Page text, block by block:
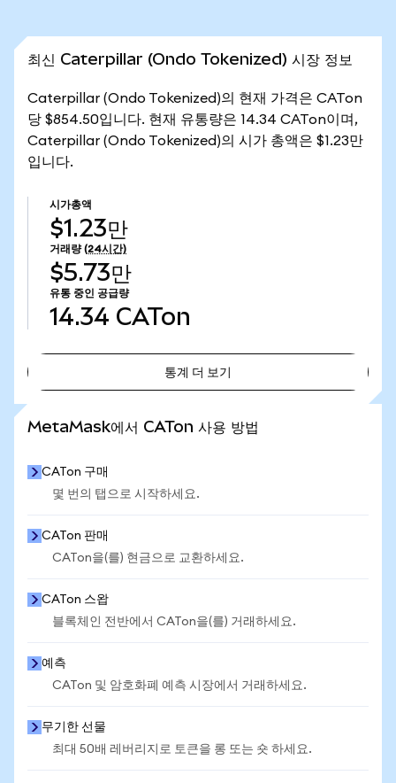
최신 Caterpillar (Ondo Tokenized) 시장 정보
Caterpillar (Ondo Tokenized)의 현재 가격은 CATon
당 $854.50입니다. 현재 유통량은 14.34 CATon이며,
Caterpillar (Ondo Tokenized)의 시가 총액은 $1.23만
입니다.
시가총액
$1.23만
거래량 (24시간)
$5.73만
유통 중인 공급량
14.34 CATon
통계 더 보기
MetaMask에서 CATon 사용 방법
CATon 구매
몇 번의 탭으로 시작하세요.
CATon 판매
CATon을(를) 현금으로 교환하세요.
CATon 스왑
블록체인 전반에서 CATon을(를) 거래하세요.
예측
CATon 및 암호화폐 예측 시장에서 거래하세요.
무기한 선물
최대 50배 레버리지로 토큰을 롱 또는 숏 하세요.